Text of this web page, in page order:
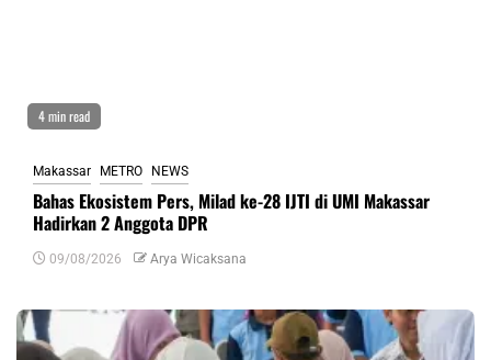
4 min read
Makassar METRO NEWS
Bahas Ekosistem Pers, Milad ke-28 IJTI di UMI Makassar
Hadirkan 2 Anggota DPR
09/08/2026 Arya Wicaksana